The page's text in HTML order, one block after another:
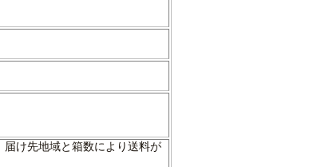
届け先地域と箱数により送料が